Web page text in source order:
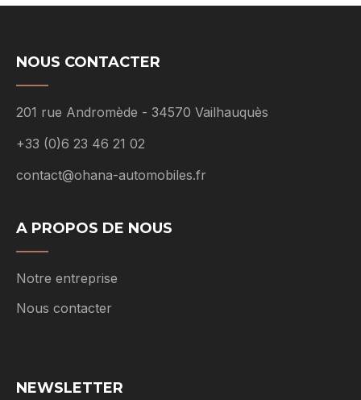
NOUS CONTACTER
201 rue Andromède - 34570 Vailhauquès
+33 (0)6 23 46 21 02
contact@ohana-automobiles.fr
A PROPOS DE NOUS
Notre entreprise
Nous contacter
NEWSLETTER